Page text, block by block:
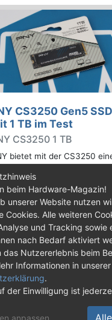
CS3250 Gen5 SSD
1 TB im Test
CS3250 1 TB
bietet mit der CS3250
mit Speicherkapazitäten von
zu 4 TB erhältlich sind. Die
erreichen bis zu 14.900
s lesend. Wir haben das 1-
getestet.
beim Hardware-Magazin!
unserer Website nutzen
Cookies. Alle weiteren
und Tracking sowie
nach Bedarf aktiviert
das Nutzererlebnis beim
Informationen in unserer
.
der Einwilligung ist
anpassen